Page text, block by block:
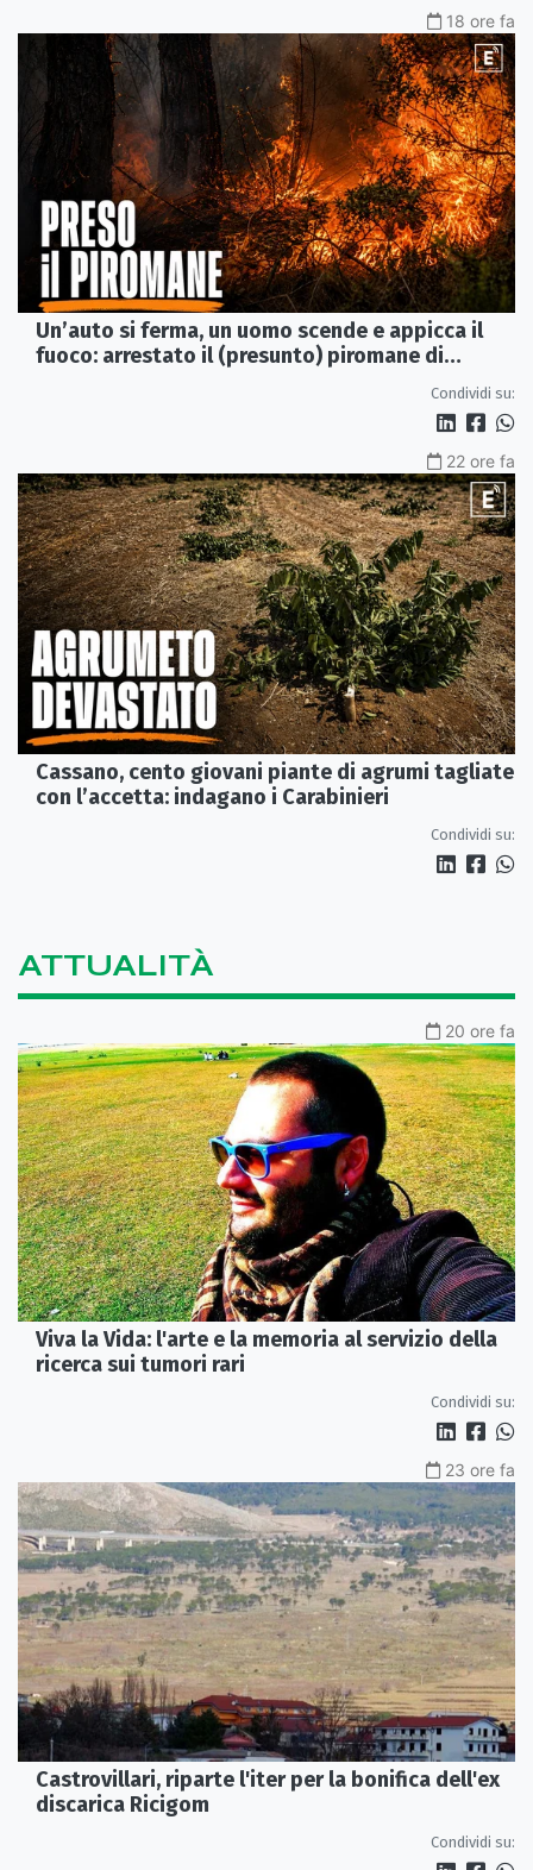
18 ore fa
Un’auto si ferma, un uomo scende e appicca il
fuoco: arrestato il (presunto) piromane di
Condividi su:
22 ore fa
Cassano, cento giovani piante di agrumi tagliate
con l’accetta: indagano i Carabinieri
Condividi su:
ATTUALITÀ
20 ore fa
Viva la Vida: l'arte e la memoria al servizio della
ricerca sui tumori rari
Condividi su:
23 ore fa
Castrovillari, riparte l'iter per la bonifica dell'ex
discarica Ricigom
Condividi su: